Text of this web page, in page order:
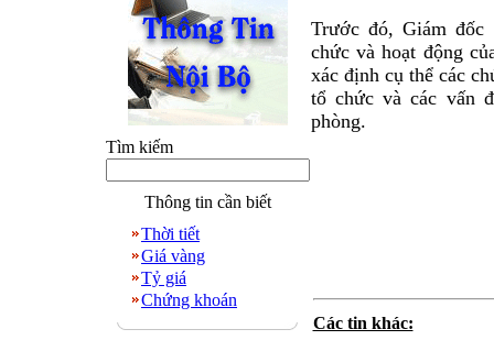
Tìm kiếm
Thông tin cần biết
Thời tiết
Giá vàng
Tỷ giá
Chứng khoán
Trước đó, Giám
chức và hoạt động
xác định cụ thể các
tổ chức và các vấn
phòng.
Các tin khác: